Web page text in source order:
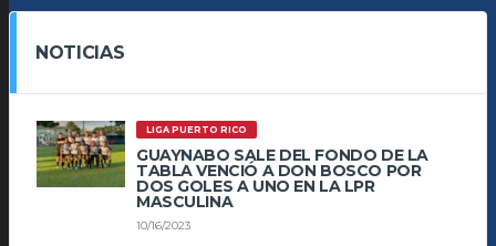
NOTICIAS
LIGA PUERTO RICO
GUAYNABO SALE DEL FONDO DE LA
TABLA VENCIÓ A DON BOSCO POR
DOS GOLES A UNO EN LA LPR
MASCULINA
10/16/2023